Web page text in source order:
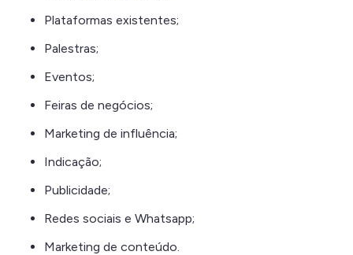
Plataformas existentes;
Palestras;
Eventos;
Feiras de negócios;
Marketing de influência;
Indicação;
Publicidade;
Redes sociais e Whatsapp;
Marketing de conteúdo.